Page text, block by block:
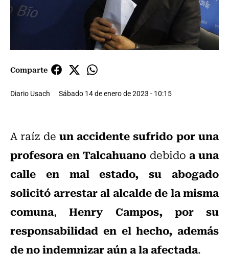
Comparte
Diario Usach Sábado 14 de enero de 2023 - 10:15
A raíz de un accidente sufrido por una
profesora en Talcahuano debido a una
calle en mal estado, su abogado
solicitó arrestar al alcalde de la misma
comuna,Henry Campos, por su
responsabilidad en el hecho, además
de no indemnizar aún a la afectada.